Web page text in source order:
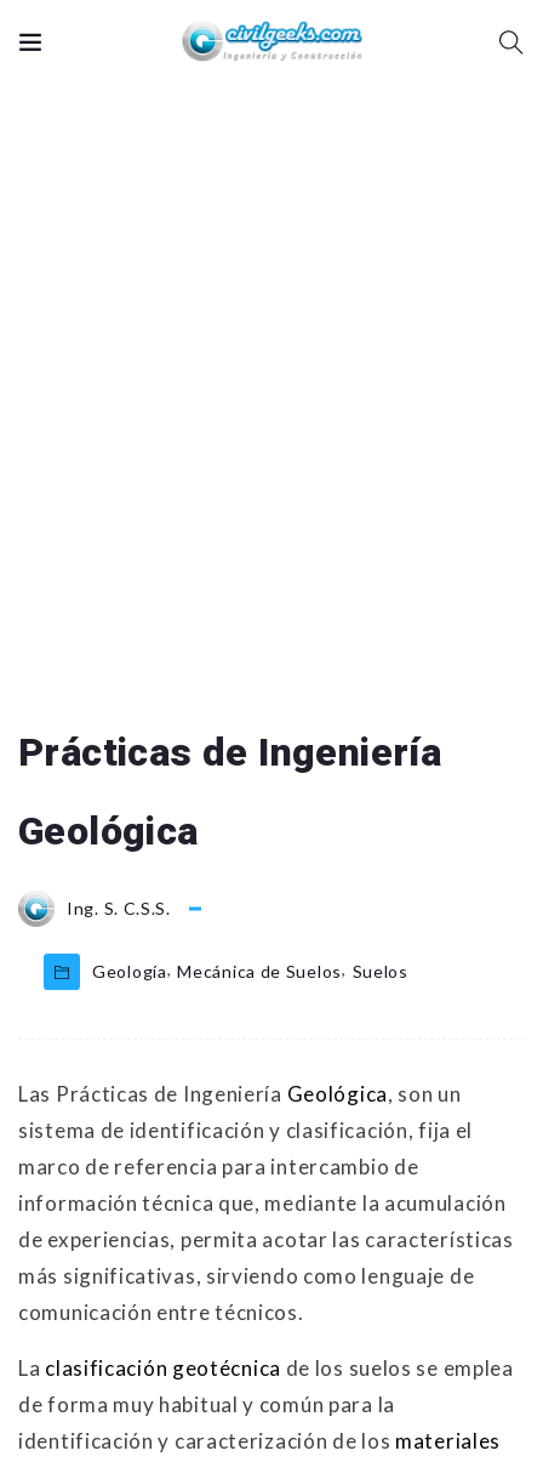
Prácticas de Ingeniería
Geológica
Ing. S. C.S.S.
Geología, Mecánica de Suelos, Suelos
Las Prácticas de Ingeniería Geológica, son un
sistema de identificación y clasificación, fija el
marco de referencia para intercambio de
información técnica que, mediante la acumulación
de experiencias, permita acotar las características
más significativas, sirviendo como lenguaje de
comunicación entre técnicos.
La clasificación geotécnica de los suelos se emplea
de forma muy habitual y común para la
identificación y caracterización de los materiales